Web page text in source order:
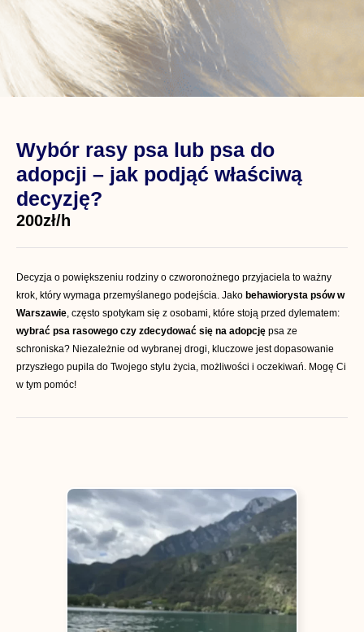
Wybór rasy psa lub psa do
adopcji – jak podjąć właściwą
decyzję?
200zł/h
Decyzja o powiększeniu rodziny o czworonożnego przyjaciela to ważny
krok, który wymaga przemyślanego podejścia. Jako behawiorysta psów w
Warszawie , często spotykam się z osobami, które stoją przed dylematem:
wybrać psa rasowego czy zdecydować się na adopcję psa ze
schroniska? Niezależnie od wybranej drogi, kluczowe jest dopasowanie
przyszłego pupila do Twojego stylu życia, możliwości i oczekiwań. Mogę Ci
w tym pomóc!